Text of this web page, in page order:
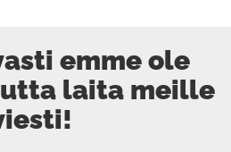
emme ole
laita meille